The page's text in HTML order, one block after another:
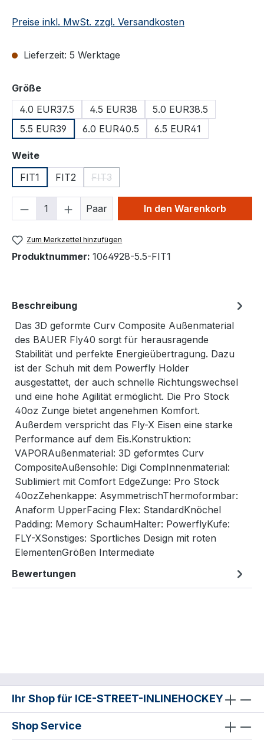
Preise inkl. MwSt. zzgl. Versandkosten
Lieferzeit: 5 Werktage
Größeauswählen
4.0 EUR37.5
4.5 EUR38
5.0 EUR38.5
5.5 EUR39
6.0 EUR40.5 6.5 EUR41
Weiteauswählen
FIT1
FIT2 FIT3
(Diese Option ist zurzeit nicht verfügbar.)
Produkt Anzahl: Gib den
Paar In den Warenkorb
Zum Merkzettel hinzufügen
Produktnummer: 1064928-5.5-FIT1
Beschreibung
Das 3D geformte Curv Composite Außenmaterial
des BAUER Fly40 sorgt für herausragende
Stabilität und perfekte Energieübertragung. Dazu
ist der Schuh mit dem Powerfly Holder
ausgestattet, der auch schnelle Richtungswechsel
und eine hohe Agilität ermöglicht. Die Pro Stock
40oz Zunge bietet angenehmen Komfort.
Außerdem verspricht das Fly-X Eisen eine starke
Performance auf dem Eis.Konstruktion:
VAPORAußenmaterial: 3D geformtes Curv
CompositeAußensohle: Digi CompInnenmaterial:
Sublimiert mit Comfort EdgeZunge: Pro Stock
40ozZehenkappe: AsymmetrischThermoformbar:
Anaform UpperFacing Flex: StandardKnöchel
Padding: Memory SchaumHalter: PowerflyKufe:
FLY-XSonstiges: Sportliches Design mit roten
ElementenGrößen Intermediate
Bewertungen
Ihr Shop für ICE-STREET-INLINEHOCKEY
Shop Service